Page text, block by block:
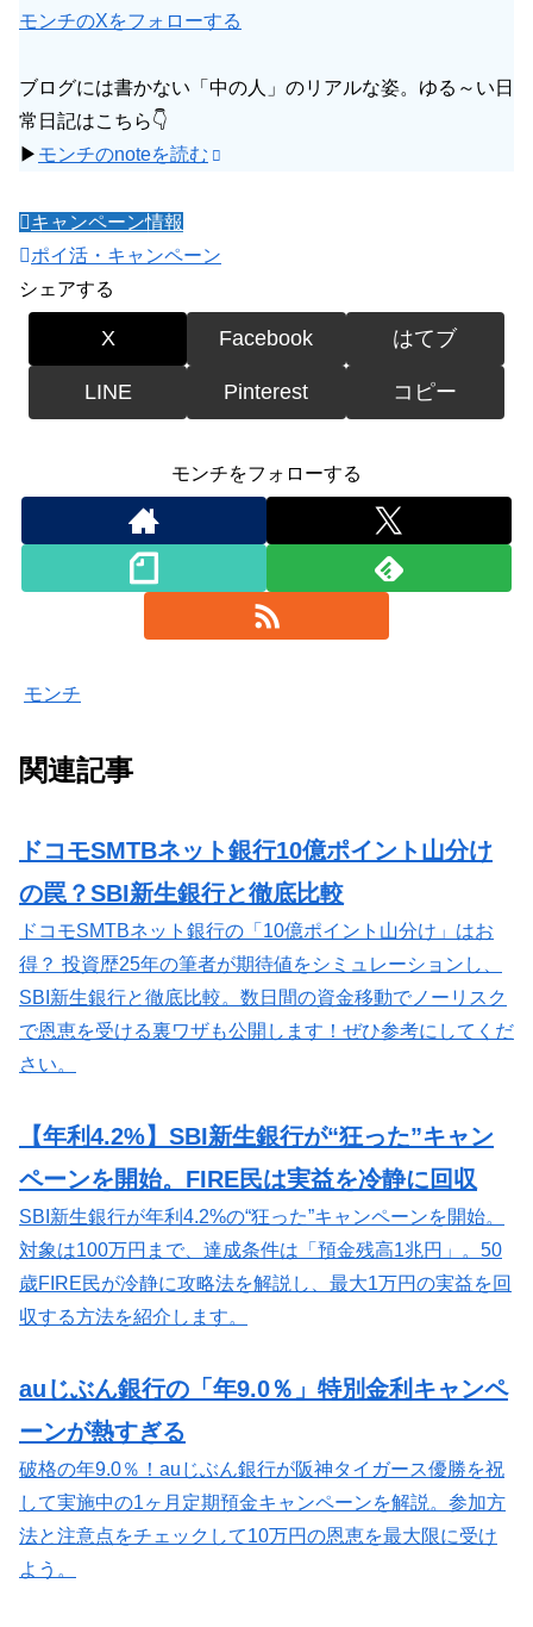
モンチのXをフォローする
ブログには書かない「中の人」のリアルな姿。ゆる～い日
常日記はこちら👇
▶ モンチのnoteを読む
キャンペーン情報
ポイ活・キャンペーン
シェアする
X Facebook はてブ
LINE Pinterest コピー
モンチをフォローする
モンチ
関連記事
ドコモSMTBネット銀行10億ポイント山分け
の罠？SBI新生銀行と徹底比較
ドコモSMTBネット銀行の「10億ポイント山分け」はお
得？ 投資歴25年の筆者が期待値をシミュレーションし、
SBI新生銀行と徹底比較。数日間の資金移動でノーリスク
で恩恵を受ける裏ワザも公開します！ぜひ参考にしてくだ
さい。
【年利4.2%】SBI新生銀行が“狂った”キャン
ペーンを開始。FIRE民は実益を冷静に回収
SBI新生銀行が年利4.2%の“狂った”キャンペーンを開始。
対象は100万円まで、達成条件は「預金残高1兆円」。50
歳FIRE民が冷静に攻略法を解説し、最大1万円の実益を回
収する方法を紹介します。
auじぶん銀行の「年9.0％」特別金利キャンペ
ーンが熱すぎる
破格の年9.0％！auじぶん銀行が阪神タイガース優勝を祝
して実施中の1ヶ月定期預金キャンペーンを解説。参加方
法と注意点をチェックして10万円の恩恵を最大限に受け
よう。